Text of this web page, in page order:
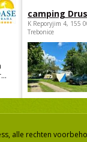
camping
K Reporyjim 4, 155
Trebonice
alle rechten